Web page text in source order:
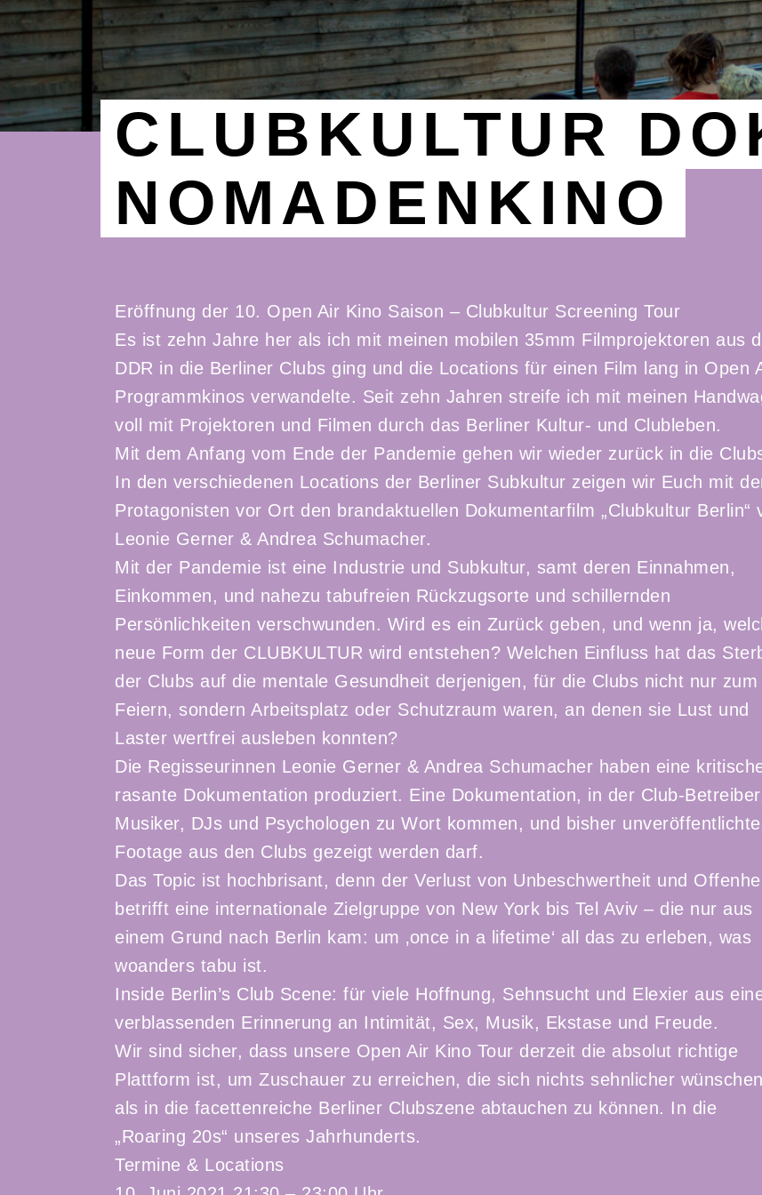
CLUBKULTUR
NOMADENKINO
Eröffnung der 10. Open Air Kino Saison – Clubkultur Screening Tour
Es ist zehn Jahre her als ich mit meinen mobilen 35mm Filmprojektoren aus
DDR in die Berliner Clubs ging und die Locations für einen Film lang in Open
Programmkinos verwandelte. Seit zehn Jahren streife ich mit meinen
voll mit Projektoren und Filmen durch das Berliner Kultur- und Clubleben.
Mit dem Anfang vom Ende der Pandemie gehen wir wieder zurück in die
In den verschiedenen Locations der Berliner Subkultur zeigen wir Euch mit
Protagonisten vor Ort den brandaktuellen Dokumentarfilm „Clubkultur Berlin“
Leonie Gerner & Andrea Schumacher.
Mit der Pandemie ist eine Industrie und Subkultur, samt deren Einnahmen,
Einkommen, und nahezu tabufreien Rückzugsorte und schillernden
Persönlichkeiten verschwunden. Wird es ein Zurück geben, und wenn ja,
neue Form der CLUBKULTUR wird entstehen? Welchen Einfluss hat das
der Clubs auf die mentale Gesundheit derjenigen, für die Clubs nicht nur zum
Feiern, sondern Arbeitsplatz oder Schutzraum waren, an denen sie Lust und
Laster wertfrei ausleben konnten?
Die Regisseurinnen Leonie Gerner & Andrea Schumacher haben eine
rasante Dokumentation produziert. Eine Dokumentation, in der Club-
Musiker, DJs und Psychologen zu Wort kommen, und bisher
Footage aus den Clubs gezeigt werden darf.
Das Topic ist hochbrisant, denn der Verlust von Unbeschwertheit und
betrifft eine internationale Zielgruppe von New York bis Tel Aviv – die nur aus
einem Grund nach Berlin kam: um ‚once in a lifetime‘ all das zu erleben, was
woanders tabu ist.
Inside Berlin’s Club Scene: für viele Hoffnung, Sehnsucht und Elexier aus
verblassenden Erinnerung an Intimität, Sex, Musik, Ekstase und Freude.
Wir sind sicher, dass unsere Open Air Kino Tour derzeit die absolut richtige
Plattform ist, um Zuschauer zu erreichen, die sich nichts sehnlicher wünschen
als in die facettenreiche Berliner Clubszene abtauchen zu können. In die
„Roaring 20s“ unseres Jahrhunderts.
Termine & Locations